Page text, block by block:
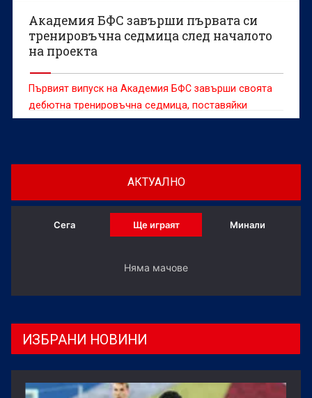
Академия БФС завърши първата си
тренировъчна седмица след началото
на проекта
Първият випуск на Академия БФС завърши своята
дебютна тренировъчна седмица, поставяйки
основите на ежедневния процес, който ще бъде в
АКТУАЛНО
Сега Ще играят Минали
Няма мачове
ИЗБРАНИ НОВИНИ